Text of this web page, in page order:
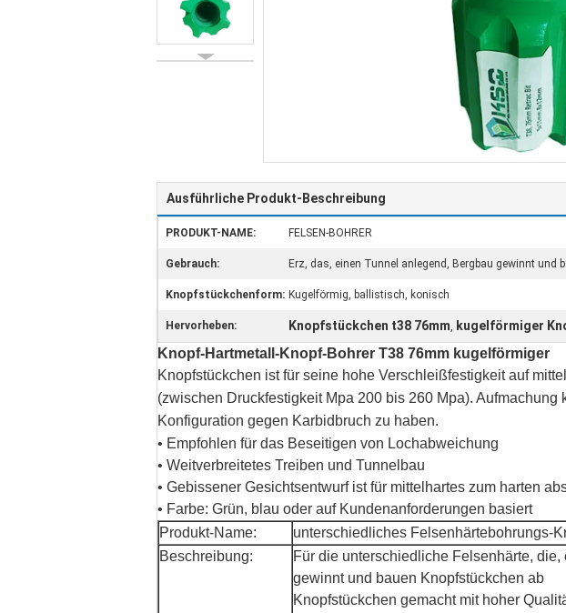
Ausführliche Produkt-Beschreibung
PRODUKT-NAME: FELSEN-BOHRER
Gebrauch: Erz, das, einen Tunnel anlegend, Bergbau gewinnt und
Knopfstückchenform: Kugelförmig, ballistisch, konisch
Hervorheben: Knopfstückchen t38 76mm, kugelförmiger
Knopf-Hartmetall-Knopf-Bohrer T38 76mm kugelförmiger
Knopfstückchen ist für seine hohe Verschleißfestigkeit auf
(zwischen Druckfestigkeit Mpa 200 bis 260 Mpa).
Konfiguration gegen Karbidbruch zu haben.
• Empfohlen für das Beseitigen von Lochabweichung
• Weitverbreitetes Treiben und Tunnelbau
• Gebissener Gesichtsentwurf ist für mittelhartes zum harten
• Farbe: Grün, blau oder auf Kundenanforderungen basiert
Produkt-Name:
unterschiedliches Felsenhärtebohrungs-
Beschreibung:
Für die unterschiedliche Felsenhärte,
gewinnt und bauen Knopfstückchen ab
Knopfstückchen gemacht mit hoher